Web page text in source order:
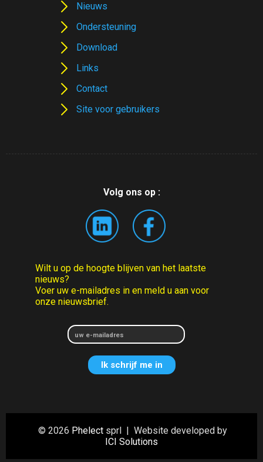
Nieuws
Ondersteuning
Download
Links
Contact
Site voor gebruikers
Volg ons op :
Wilt u op de hoogte blijven van het laatste
nieuws?
Voer uw e-mailadres in en meld u aan voor
onze nieuwsbrief.
© 2026 Phelect sprl | Website developed by
ICI Solutions